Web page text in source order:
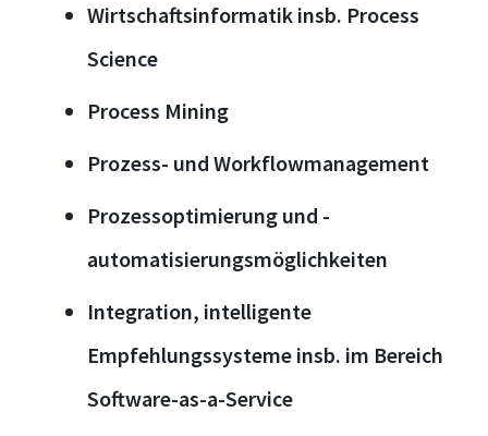
Wirtschaftsinformatik insb. Process
Science
Process Mining
Prozess- und Workflowmanagement
Prozessoptimierung und -
automatisierungsmöglichkeiten
Integration, intelligente
Empfehlungssysteme insb. im Bereich
Software-as-a-Service